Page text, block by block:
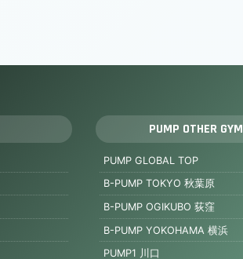
PUMP OTHER GYM
PUMP GLOBAL TOP
B-PUMP TOKYO 秋葉原
B-PUMP OGIKUBO 荻窪
B-PUMP YOKOHAMA 横浜
PUMP1 川口